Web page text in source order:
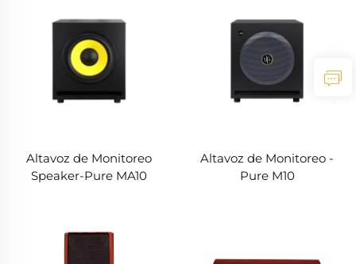
Altavoz de Monitoreo
Speaker-Pure MA10
Altavoz de Monitoreo -
Pure M10